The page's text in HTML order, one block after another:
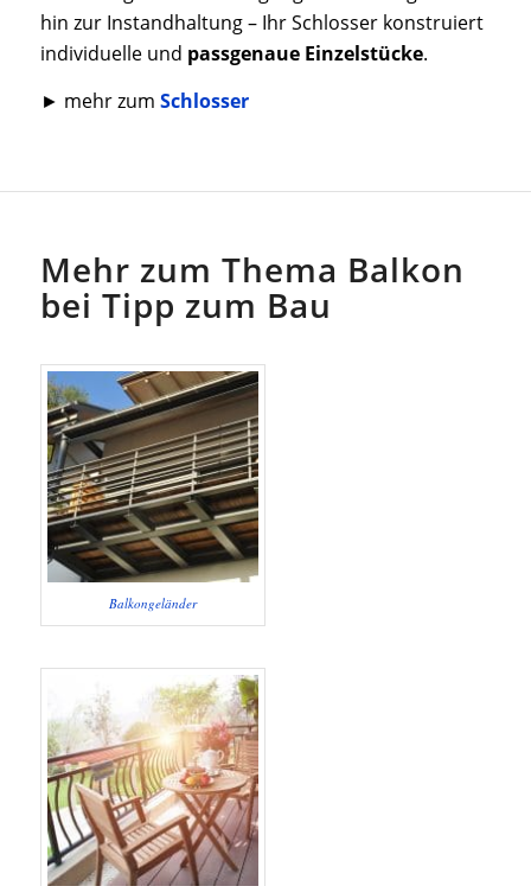
hin zur Instandhaltung – Ihr Schlosser konstruiert
individuelle und passgenaue Einzelstücke.
► mehr zum Schlosser
Mehr zum Thema Balkon
bei Tipp zum Bau
Balkongeländer